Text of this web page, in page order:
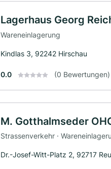
Lagerhaus Georg
Wareneinlagerung
Kindlas 3, 92242 Hirschau
0.0 (0 Bewertungen)
M. Gotthalmseder
Strassenverkehr ·
Dr.-Josef-Witt-Platz 2, 92717